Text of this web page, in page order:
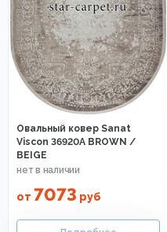
Овальный ковер Sanat
Viscon 36920A BROWN /
BEIGE
от 7073 руб